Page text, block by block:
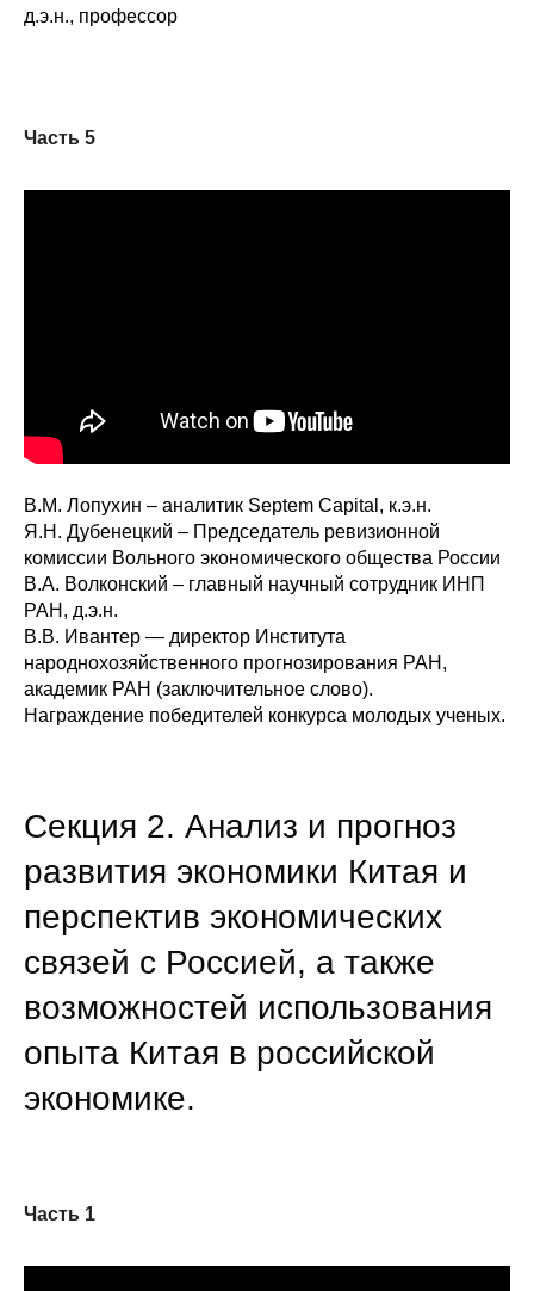
д.э.н., профессор
Часть 5
В.М. Лопухин – аналитик Septem Capital, к.э.н.
Я.Н. Дубенецкий – Председатель ревизионной
комиссии Вольного экономического общества России
В.А. Волконский – главный научный сотрудник ИНП
РАН, д.э.н.
В.В. Ивантер — директор Института
народнохозяйственного прогнозирования РАН,
академик РАН (заключительное слово).
Награждение победителей конкурса молодых ученых.
Секция 2. Анализ и прогноз
развития экономики Китая и
перспектив экономических
связей с Россией, а также
возможностей использования
опыта Китая в российской
экономике.
Часть 1